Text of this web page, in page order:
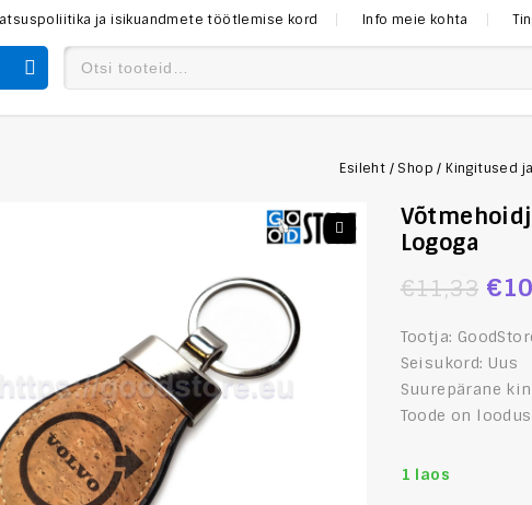
ja isikuandmete töötlemise kord Info meie kohta
Esileht / Shop /Kingitused
Logoga
€11,33 €
Tootja:
Seisukord: Uus
Suurepärane
Toode on
1 laos